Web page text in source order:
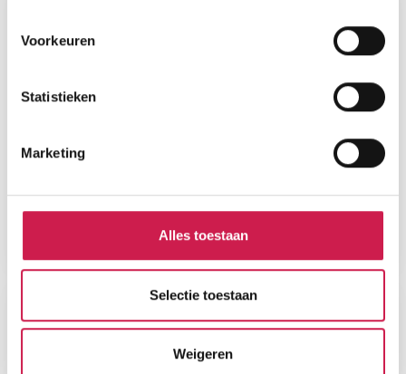
Voorkeuren
Statistieken
Marketing
Alles toestaan
Selectie toestaan
Weigeren